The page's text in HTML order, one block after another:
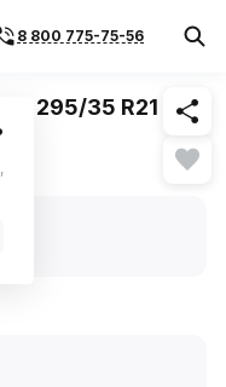
8 800 775-75-56Похожие
S 295/35 R21